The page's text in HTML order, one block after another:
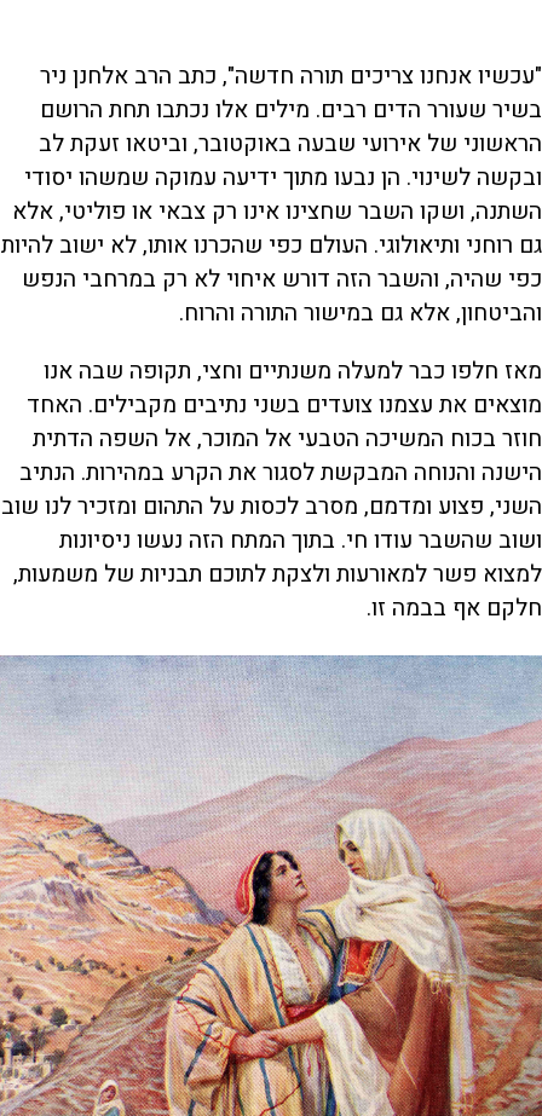
"עכשיו אנחנו צריכים תורה חדשה", כתב הרב אלחנן ניר
בשיר שעורר הדים רבים. מילים אלו נכתבו תחת הרושם
הראשוני של אירועי שבעה באוקטובר, וביטאו זעקת לב
ובקשה לשינוי. הן נבעו מתוך ידיעה עמוקה שמשהו יסודי
השתנה, ושקו השבר שחצינו אינו רק צבאי או פוליטי, אלא
גם רוחני ותיאולוגי. העולם כפי שהכרנו אותו, לא ישוב להיות
כפי שהיה, והשבר הזה דורש איחוי לא רק במרחבי הנפש
והביטחון, אלא גם במישור התורה והרוח.
מאז חלפו כבר למעלה משנתיים וחצי, תקופה שבה אנו
מוצאים את עצמנו צועדים בשני נתיבים מקבילים. האחד
חוזר בכוח המשיכה הטבעי אל המוכר, אל השפה הדתית
הישנה והנוחה המבקשת לסגור את הקרע במהירות. הנתיב
השני, פצוע ומדמם, מסרב לכסות על התהום ומזכיר לנו שוב
ושוב שהשבר עודו חי. בתוך המתח הזה נעשו ניסיונות
למצוא פשר למאורעות ולצקת לתוכם תבניות של משמעות,
חלקם אף בבמה זו.